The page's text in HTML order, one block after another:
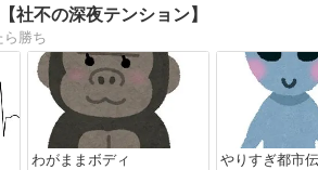
社不の深夜テンション】
ら勝ち
わがままボディ やりすぎ都市